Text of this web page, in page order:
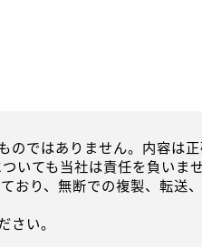
ではありません。内容は
いても当社は責任を負いま
り、無断での複製、転送、
さい。